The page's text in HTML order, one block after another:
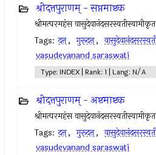
श्रीदत्तपुराणम् - सप्तमाष्टक
श्रीमत्परमहंस
Tags: दत्त, गुरूदत्त,
vasudevanand saraswati
Type: INDEX | Rank: 1 | Lang: N/A
श्रीदत्तपुराणम् - अष्टमाष्टक
श्रीमत्परमहंस
Tags: दत्त, गुरूदत्त,
vasudevanand saraswati